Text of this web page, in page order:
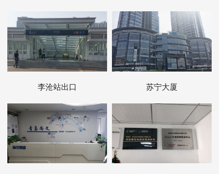
李沧站出口 苏宁大厦